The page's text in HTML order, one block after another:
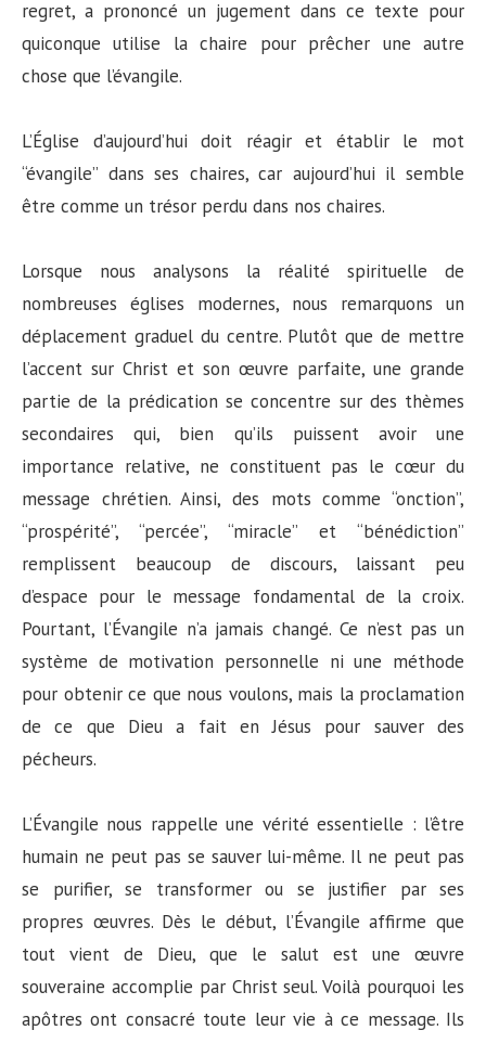
regret, a prononcé un jugement dans ce texte pour
quiconque utilise la chaire pour prêcher une autre
chose que l’évangile.
L’Église d’aujourd’hui doit réagir et établir le mot
“évangile” dans ses chaires, car aujourd’hui il semble
être comme un trésor perdu dans nos chaires.
Lorsque nous analysons la réalité spirituelle de
nombreuses églises modernes, nous remarquons un
déplacement graduel du centre. Plutôt que de mettre
l’accent sur Christ et son œuvre parfaite, une grande
partie de la prédication se concentre sur des thèmes
secondaires qui, bien qu’ils puissent avoir une
importance relative, ne constituent pas le cœur du
message chrétien. Ainsi, des mots comme “onction”,
“prospérité”, “percée”, “miracle” et “bénédiction”
remplissent beaucoup de discours, laissant peu
d’espace pour le message fondamental de la croix.
Pourtant, l’Évangile n’a jamais changé. Ce n’est pas un
système de motivation personnelle ni une méthode
pour obtenir ce que nous voulons, mais la proclamation
de ce que Dieu a fait en Jésus pour sauver des
pécheurs.
L’Évangile nous rappelle une vérité essentielle : l’être
humain ne peut pas se sauver lui-même. Il ne peut pas
se purifier, se transformer ou se justifier par ses
propres œuvres. Dès le début, l’Évangile affirme que
tout vient de Dieu, que le salut est une œuvre
souveraine accomplie par Christ seul. Voilà pourquoi les
apôtres ont consacré toute leur vie à ce message. Ils